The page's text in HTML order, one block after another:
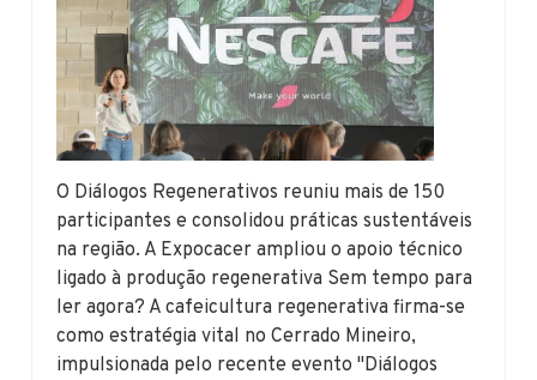
O Diálogos Regenerativos reuniu mais de 150
participantes e consolidou práticas sustentáveis
na região. A Expocacer ampliou o apoio técnico
ligado à produção regenerativa Sem tempo para
ler agora? A cafeicultura regenerativa firma-se
como estratégia vital no Cerrado Mineiro,
impulsionada pelo recente evento "Diálogos